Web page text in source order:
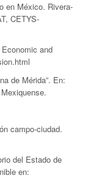
en México. Rivera-
CETYS-
and
de Mérida”. En:
campo-ciudad.
del Estado de
en: